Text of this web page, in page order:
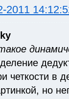
2011
четкости в
но